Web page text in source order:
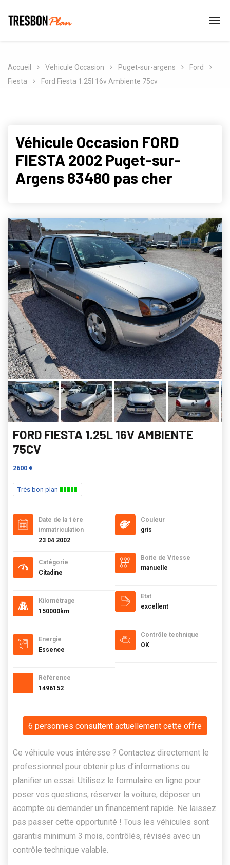
Accueil Vehicule Occasion Puget-sur-argens
Ford
Fiesta
Ford Fiesta 1.25l 16v Ambiente 75cv
Véhicule Occasion FORD
FIESTA 2002 Puget-sur-
Argens 83480 pas cher
FORD FIESTA 1.25L 16V AMBIENTE
75CV
2600 €
Très bon plan
Date de la 1ère
immatriculation
23 04 2002
Catégorie
Citadine
Kilométrage
150000km
Energie
Essence
Référence
1496152
Couleur
gris
Boite de Vitesse
manuelle
Etat
excellent
Contrôle technique
OK
6 personnes consultent actuellement cette offre
Ce véhicule vous intéresse ? Contactez directement le
professionnel pour obtenir plus d’informations ou
planifier un essai. Utilisez le formulaire en ligne pour
poser vos questions, réserver la voiture, déposer un
acompte ou demander un financement rapide. Ne laissez
pas passer cette opportunité ! Tous les véhicules sont
garantis minimum 3 mois, contrôlés, révisés avec un
contrôle technique valable.